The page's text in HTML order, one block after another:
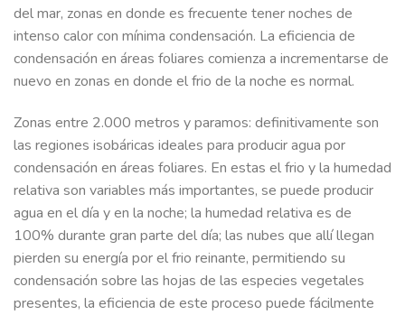
del mar, zonas en donde es frecuente tener noches de
intenso calor con mínima condensación. La eficiencia de
condensación en áreas foliares comienza a incrementarse de
nuevo en zonas en donde el frio de la noche es normal.
Zonas entre 2.000 metros y paramos: definitivamente son
las regiones isobáricas ideales para producir agua por
condensación en áreas foliares. En estas el frio y la humedad
relativa son variables más importantes, se puede producir
agua en el día y en la noche; la humedad relativa es de
100% durante gran parte del día; las nubes que allí llegan
pierden su energía por el frio reinante, permitiendo su
condensación sobre las hojas de las especies vegetales
presentes, la eficiencia de este proceso puede fácilmente